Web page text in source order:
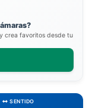
crea favoritos desde tu
SENTIDO